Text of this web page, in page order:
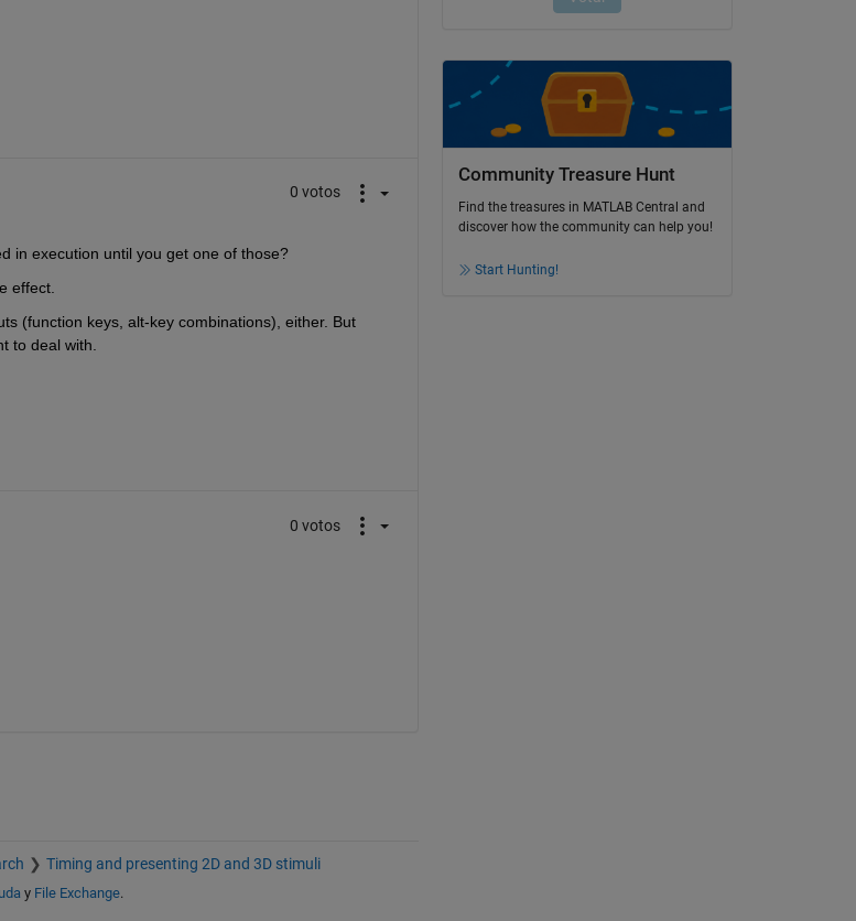
0 votos
in execution until you get one of those?
effect.
(function keys, alt-key combinations), either. But
to deal with.
0 votos
Timing and presenting 2D and 3D stimuli
y File Exchange.
Community Treasure Hunt
Find the treasures in MATLAB Central and
discover how the community can help you!
Start Hunting!